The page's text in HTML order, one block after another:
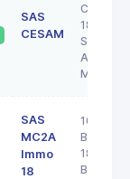
SAS
CESAM
COULON
18200
SAINT
AMAND
SAS
MC2A
Immo
18
103 rue
Barbès
18000